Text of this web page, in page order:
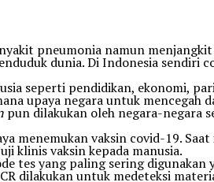
pneumonia namun
dunia. Di Indonesia sendiri
seperti pendidikan, ekonomi,
upaya negara untuk mencegah
pun dilakukan oleh negara-negara
menemukan vaksin covid-19.
klinis vaksin kepada manusia.
tes yang paling sering digunakan
dilakukan untuk medeteksi